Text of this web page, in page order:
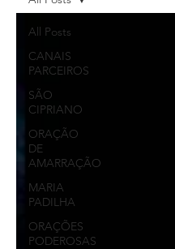
All Posts
CANAIS
PARCEIROS
SÃO
CIPRIANO
ORAÇÃO
DE
AMARRAÇÃO
MARIA
PADILHA
ORAÇÕES
PODEROSAS